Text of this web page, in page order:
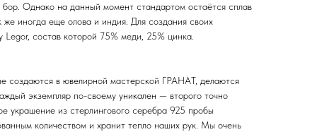
Однако на данный момент стандартом остаётся сплав
иногда еще олова и индия. Для создания своих
Legor, состав которой 75% меди, 25% цинка.
создаются в ювелирной мастерской ГРАНАТ, делаются
экземпляр по-своему уникален — второго точно
украшение из стерлингового серебра 925 пробы
количеством и хранит тепло наших рук. Мы очень